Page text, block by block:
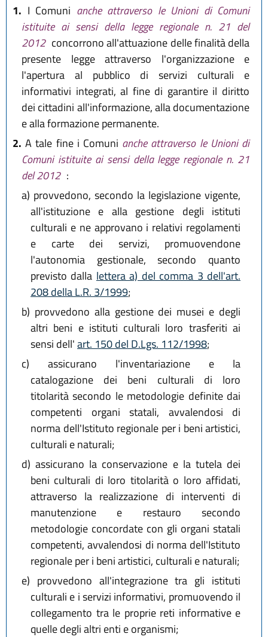
1. I Comuni anche attraverso le Unioni di Comuni
istituite ai sensi della legge regionale n. 21 del
2012 concorrono all'attuazione delle finalità della
presente legge attraverso l'organizzazione e
l'apertura al pubblico di servizi culturali e
informativi integrati, al fine di garantire il diritto
dei cittadini all'informazione, alla documentazione
e alla formazione permanente.
2. A tale fine i Comuni anche attraverso le Unioni di
Comuni istituite ai sensi della legge regionale n. 21
del 2012 :
a) provvedono, secondo la legislazione vigente,
all'istituzione e alla gestione degli istituti
culturali e ne approvano i relativi regolamenti
e carte dei servizi, promuovendone
l'autonomia gestionale, secondo quanto
previsto dalla lettera a) del comma 3 dell'art.
208 della L.R. 3/1999;
b) provvedono alla gestione dei musei e degli
altri beni e istituti culturali loro trasferiti ai
sensi dell'art. 150 del D.Lgs. 112/1998;
c) assicurano l'inventariazione e la
catalogazione dei beni culturali di loro
titolarità secondo le metodologie definite dai
competenti organi statali, avvalendosi di
norma dell'Istituto regionale per i beni artistici,
culturali e naturali;
d) assicurano la conservazione e la tutela dei
beni culturali di loro titolarità o loro affidati,
attraverso la realizzazione di interventi di
manutenzione e restauro secondo
metodologie concordate con gli organi statali
competenti, avvalendosi di norma dell'Istituto
regionale per i beni artistici, culturali e naturali;
e) provvedono all'integrazione tra gli istituti
culturali e i servizi informativi, promuovendo il
collegamento tra le proprie reti informative e
quelle degli altri enti e organismi;